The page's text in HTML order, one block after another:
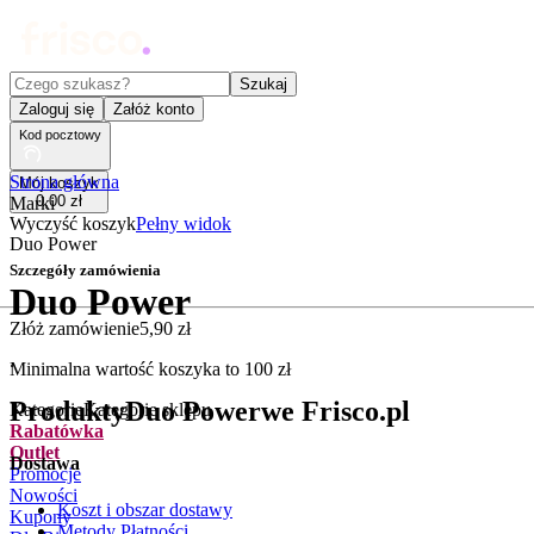
Czego szukasz?
Szukaj
Zaloguj się
Załóż konto
Kod pocztowy
Mój koszyk
0,00 zł
Wyczyść koszykPełny widok
Szczegóły zamówienia
Złóż zamówienie5,90 zł
Minimalna wartość koszyka to 100 zł
KategorieKategorie sklepu
Rabatówka
Outlet
Promocje
Nowości
Kupony
Strona główna
Marki
Duo Power
Duo Power
.
ProduktyDuo Powerwe Frisco.pl
Dostawa
Koszt i obszar dostawy